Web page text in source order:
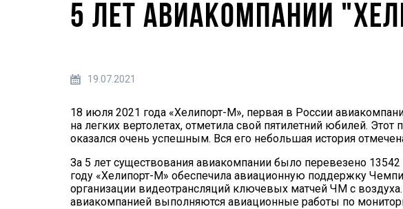
5 ЛЕТ АВИАКОМПАНИИ
19.07.2021
18 июля 2021 года «Хелипорт-М», первая в России
на легких вертолетах, отметила свой пятилетний юбилей.
оказался очень успешным. Вся его небольшая история
За 5 лет существования авиакомпании было перевезено
году «Хелипорт-М» обеспечила авиационную поддержку
организации видеотрансляций ключевых матчей ЧМ с
авиакомпанией выполняются авиационные работы по